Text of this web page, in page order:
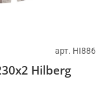
арт. HI886
Hilberg